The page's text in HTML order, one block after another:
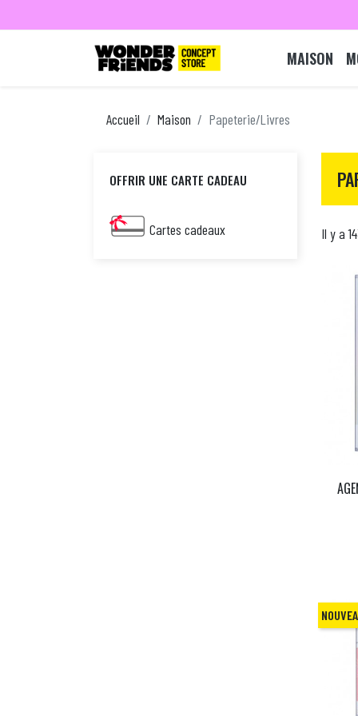
MAISON
Accueil Maison Papeterie/Livres
OFFRIR UNE CARTE CADEAU
Cartes cadeaux Il y a